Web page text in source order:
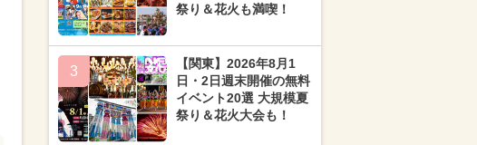
祭り＆花火も満喫！
3
【関東】2026年8月1
日・2日週末開催の無料
イベント20選 大規模夏
祭り＆花火大会も！